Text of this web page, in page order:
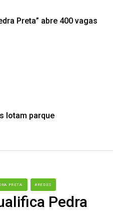
Preta” abre 400 vagas
lotam parque
PRETA #REDES
Pedra